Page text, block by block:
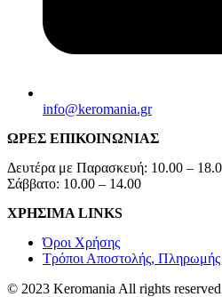
info@keromania.gr
ΩΡΕΣ ΕΠΙΚΟΙΝΩΝΙΑΣ
Δευτέρα με Παρασκευή: 10.00 –
Σάββατο: 10.00 – 14.00
ΧΡΗΣΙΜΑ LINKS
Όροι Χρήσης
Τρόποι Αποστολής,
© 2023 Keromania All rights